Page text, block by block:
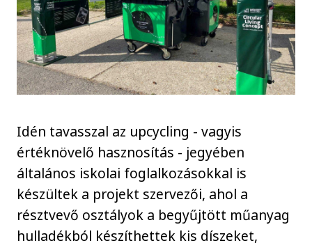
Idén tavasszal az upcycling - vagyis
értéknövelő hasznosítás - jegyében
általános iskolai foglalkozásokkal is
készültek a projekt szervezői, ahol a
résztvevő osztályok a begyűjtött műanyag
hulladékból készíthettek kis díszeket,